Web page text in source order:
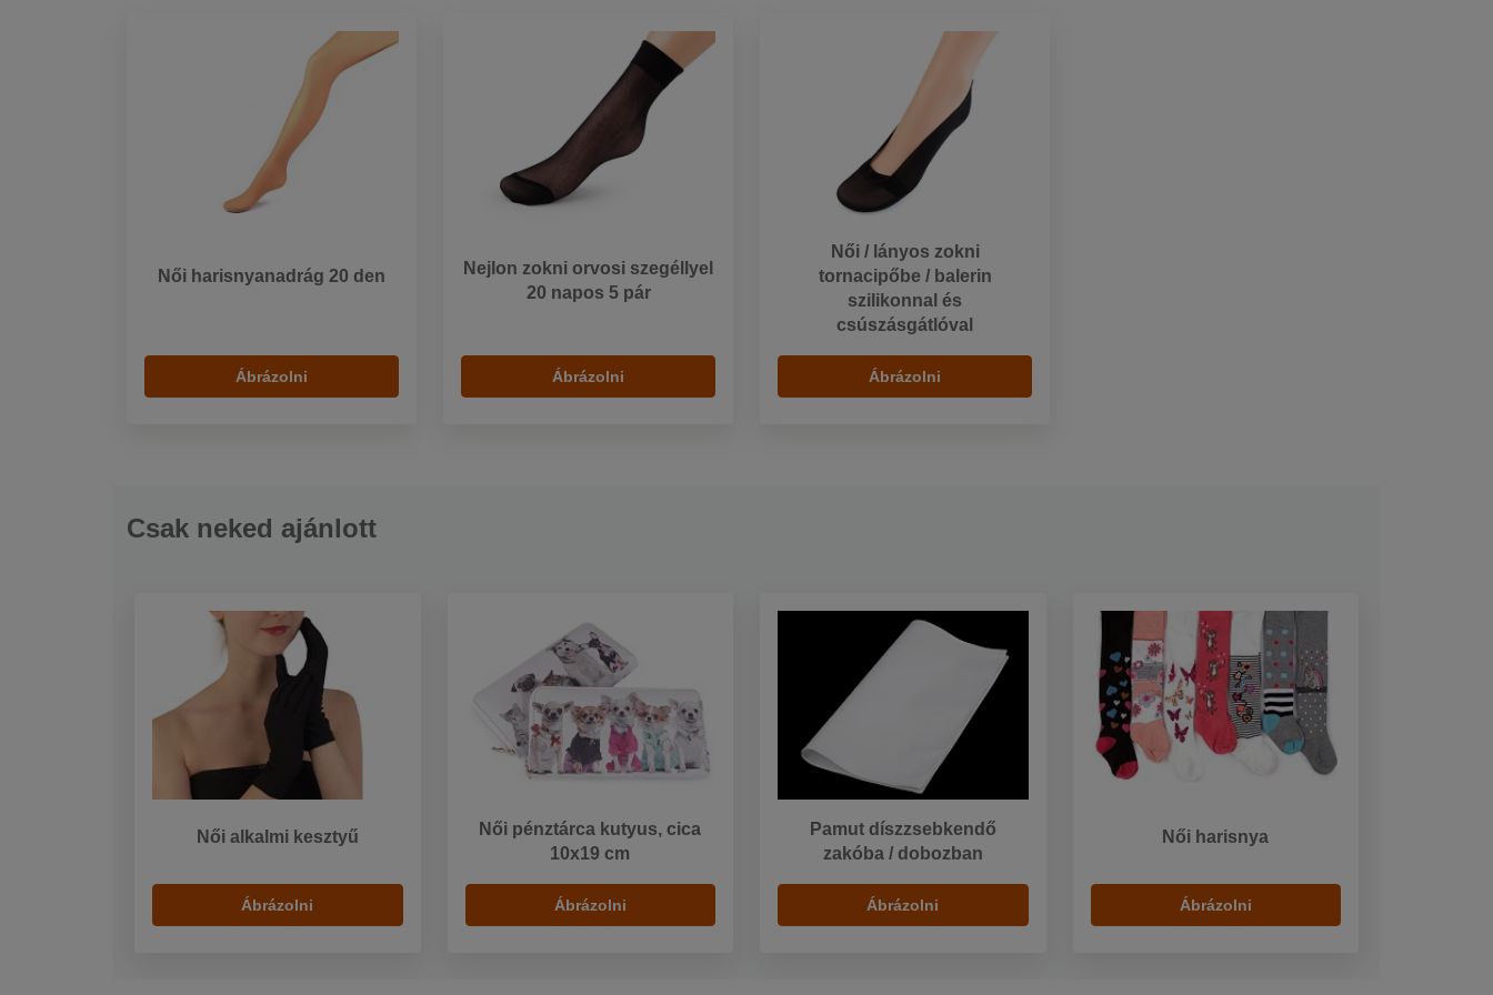
Női harisnyanadrág 20 den
Ábrázolni
Nejlon zokni orvosi szegéllyel
20 napos 5 pár
Ábrázolni
Női / lányos zokni
tornacipőbe / balerin
szilikonnal és
csúszásgátlóval
Ábrázolni
Csak neked ajánlott
Női alkalmi kesztyű
Ábrázolni
Női pénztárca kutyus, cica
10x19 cm
Ábrázolni
Pamut díszzsebkendő
zakóba / dobozban
Ábrázolni
Női harisnya
Ábrázolni